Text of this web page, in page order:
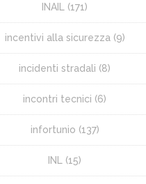
INAIL (171)
incentivi alla sicurezza (9)
incidenti stradali (8)
incontri tecnici (6)
infortunio (137)
INL (15)